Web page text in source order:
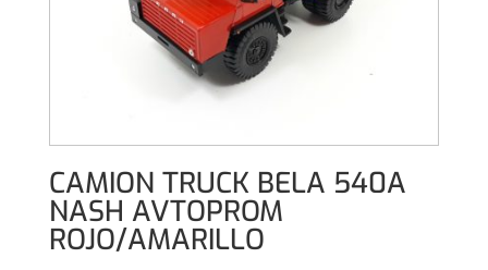
CAMION TRUCK BELA 540A
NASH AVTOPROM
ROJO/AMARILLO